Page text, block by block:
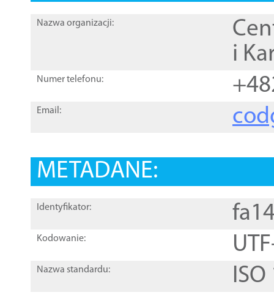
Nazwa organizacji:
i
Numer telefonu:
Email:
METADANE:
Identyfikator:
Kodowanie:
Nazwa standardu: